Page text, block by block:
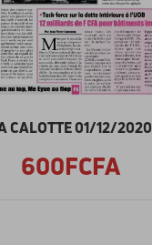
CALOTTE 01/12/2020
600FCFA